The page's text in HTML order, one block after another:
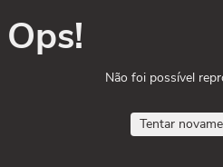
Ops!
Não foi possível
Tentar